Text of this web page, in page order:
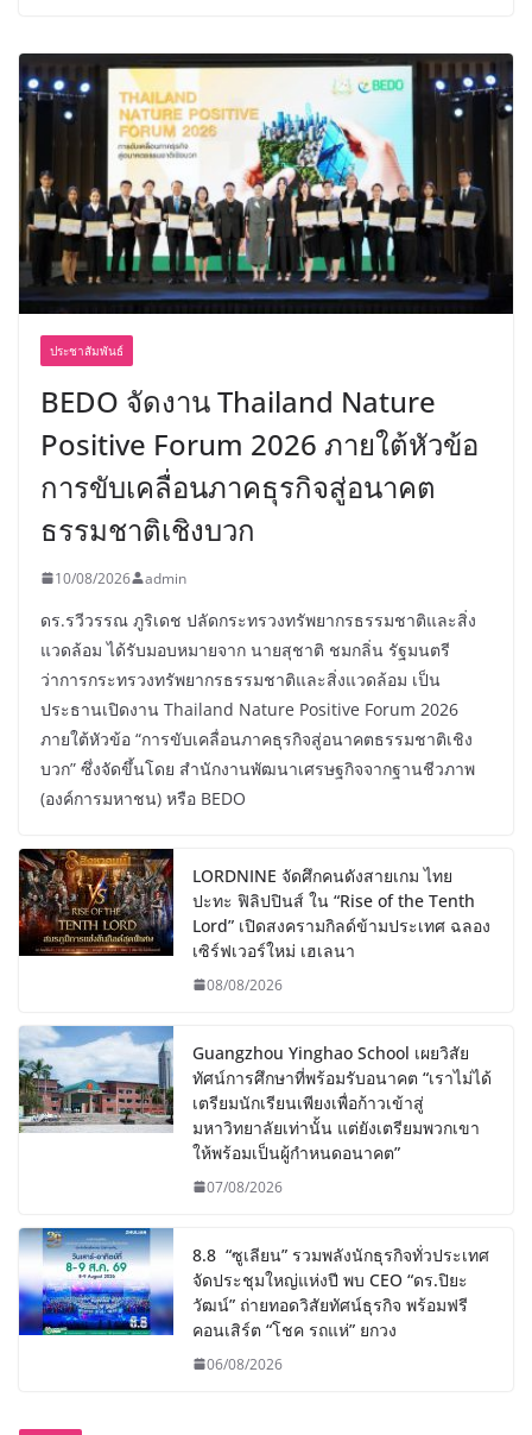
ประชาสัมพันธ์
BEDO จัดงาน Thailand Nature
Positive Forum 2026 ภายใต้หัวข้อ
การขับเคลื่อนภาคธุรกิจสู่อนาคต
ธรรมชาติเชิงบวก
10/08/2026 admin
ดร.รวีวรรณ ภูริเดช ปลัดกระทรวงทรัพยากรธรรมชาติและสิ่ง
แวดล้อม ได้รับมอบหมายจาก นายสุชาติ ชมกลิ่น รัฐมนตรี
ว่าการกระทรวงทรัพยากรธรรมชาติและสิ่งแวดล้อม เป็น
ประธานเปิดงาน Thailand Nature Positive Forum 2026
ภายใต้หัวข้อ “การขับเคลื่อนภาคธุรกิจสู่อนาคตธรรมชาติเชิง
บวก” ซึ่งจัดขึ้นโดย สำนักงานพัฒนาเศรษฐกิจจากฐานชีวภาพ
(องค์การมหาชน) หรือ BEDO
LORDNINE จัดศึกคนดังสายเกม ไทย
ปะทะ ฟิลิปปินส์ ใน “Rise of the Tenth
Lord” เปิดสงครามกิลด์ข้ามประเทศ ฉลอง
เซิร์ฟเวอร์ใหม่ เฮเลนา
08/08/2026
Guangzhou Yinghao School เผยวิสัย
ทัศน์การศึกษาที่พร้อมรับอนาคต “เราไม่ได้
เตรียมนักเรียนเพียงเพื่อก้าวเข้าสู่
มหาวิทยาลัยเท่านั้น แต่ยังเตรียมพวกเขา
ให้พร้อมเป็นผู้กำหนดอนาคต”
07/08/2026
8.8 “ซูเลียน” รวมพลังนักธุรกิจทั่วประเทศ
จัดประชุมใหญ่แห่งปี พบ CEO “ดร.ปิยะ
วัฒน์” ถ่ายทอดวิสัยทัศน์ธุรกิจ พร้อมฟรี
คอนเสิร์ต “โชค รถแห่” ยกวง
06/08/2026